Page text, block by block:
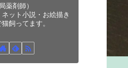
薬剤師）
ット小説・お絵描き
飼ってます。